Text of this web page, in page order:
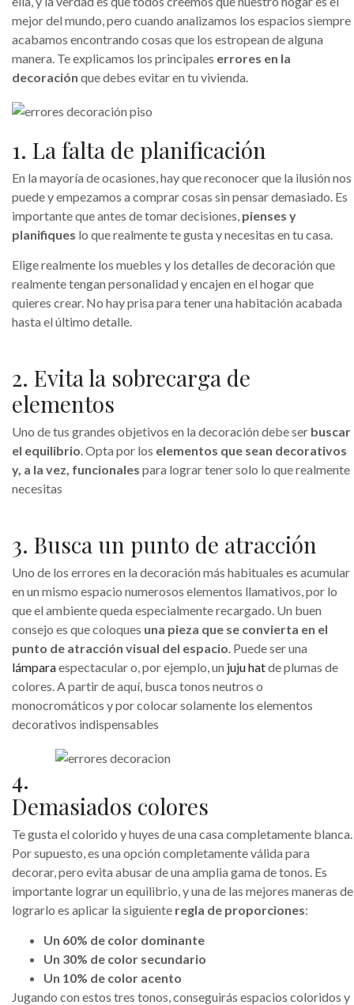
mejor del mundo, pero cuando analizamos los espacios siempre
acabamos encontrando cosas que los estropean de alguna
manera. Te explicamos los principales errores en la
decoración que debes evitar en tu vivienda.
1. La falta de planificación
En la mayoría de ocasiones, hay que reconocer que la ilusión nos
puede y empezamos a comprar cosas sin pensar demasiado. Es
importante que antes de tomar decisiones, pienses y
planifiques lo que realmente te gusta y necesitas en tu casa.
Elige realmente los muebles y los detalles de decoración que
realmente tengan personalidad y encajen en el hogar que
quieres crear. No hay prisa para tener una habitación acabada
hasta el último detalle.
2. Evita la sobrecarga de
elementos
Uno de tus grandes objetivos en la decoración debe ser buscar
el equilibrio. Opta por los elementos que sean decorativos
y, a la vez, funcionales para lograr tener solo lo que realmente
necesitas
3. Busca un punto de atracción
Uno de los errores en la decoración más habituales es acumular
en un mismo espacio numerosos elementos llamativos, por lo
que el ambiente queda especialmente recargado. Un buen
consejo es que coloques una pieza que se convierta en el
punto de atracción visual del espacio. Puede ser una
lámparaespectacular o, por ejemplo, un juju hatde plumas de
colores. A partir de aquí, busca tonos neutros o
monocromáticos y por colocar solamente los elementos
decorativos indispensables
4.
Demasiados colores
Te gusta el colorido y huyes de una casa completamente blanca.
Por supuesto, es una opción completamente válida para
decorar, pero evita abusar de una amplia gama de tonos. Es
importante lograr un equilibrio, y una de las mejores maneras de
lograrlo es aplicar la siguiente regla de proporciones:
Un 60% de color dominante
Un 30% de color secundario
Un 10% de color acento
Jugando con estos tres tonos, conseguirás espacios coloridos y